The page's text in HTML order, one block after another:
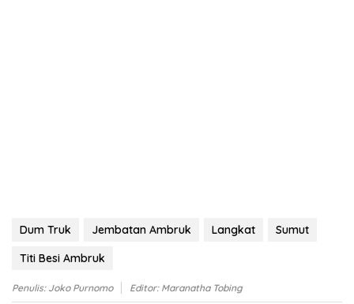
Dum Truk Jembatan Ambruk Langkat
Sumut
Titi Besi Ambruk
Penulis: Joko Purnomo Editor: Maranatha Tobing